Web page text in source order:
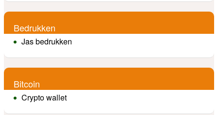
Bedrukken
Jas bedrukken
Bitcoin
Crypto wallet